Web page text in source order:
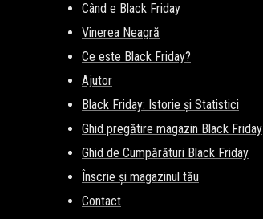
Când e Black Friday
Vinerea Neagră
Ce este Black Friday?
Ajutor
Black Friday: Istorie și Statistici
Ghid pregătire magazin Black Friday
Ghid de Cumpărături Black Friday
Înscrie și magazinul tău
Contact